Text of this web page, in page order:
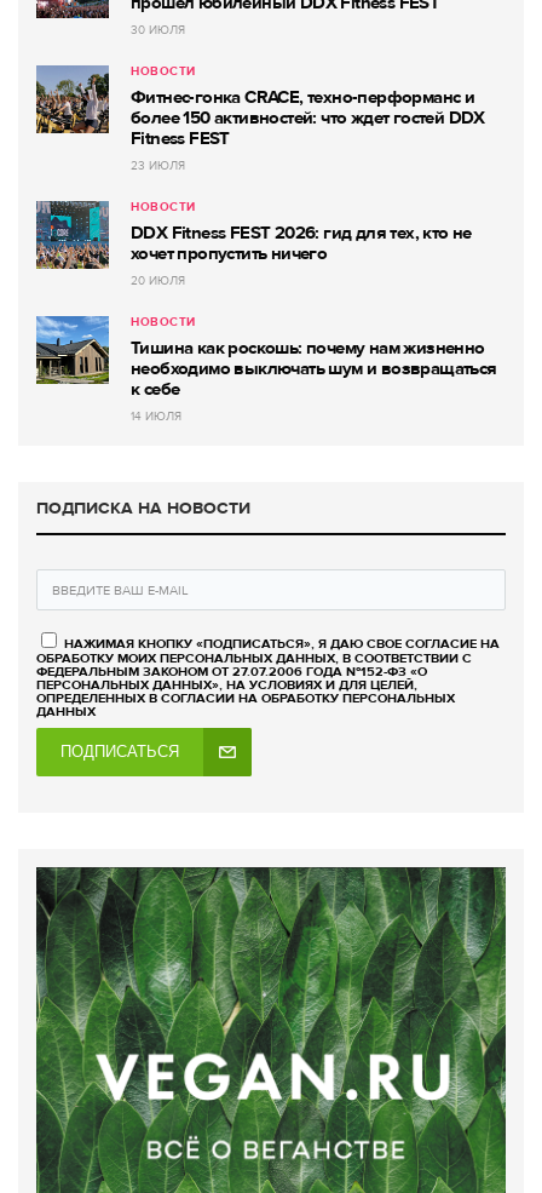
30 ИЮЛЯ
НОВОСТИ
Фитнес-гонка CRACE, техно-перформанс и
более 150 активностей: что ждет гостей DDX
Fitness FEST
23 ИЮЛЯ
НОВОСТИ
DDX Fitness FEST 2026: гид для тех, кто не
хочет пропустить ничего
20 ИЮЛЯ
НОВОСТИ
Тишина как роскошь: почему нам жизненно
необходимо выключать шум и возвращаться
к себе
14 ИЮЛЯ
ПОДПИСКА НА НОВОСТИ
НАЖИМАЯ КНОПКУ «ПОДПИСАТЬСЯ», Я ДАЮ СВОЕ СОГЛАСИЕ НА
ОБРАБОТКУ МОИХ ПЕРСОНАЛЬНЫХ ДАННЫХ, В СООТВЕТСТВИИ С
ФЕДЕРАЛЬНЫМ ЗАКОНОМ ОТ 27.07.2006 ГОДА №152-ФЗ «О
ПЕРСОНАЛЬНЫХ ДАННЫХ», НА УСЛОВИЯХ И ДЛЯ ЦЕЛЕЙ,
ОПРЕДЕЛЕННЫХ В СОГЛАСИИ НА ОБРАБОТКУ ПЕРСОНАЛЬНЫХ
ДАННЫХ
ПОДПИСАТЬСЯ